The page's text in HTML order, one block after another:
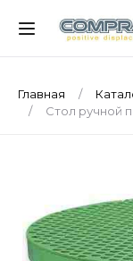
Главная
Стол ручной